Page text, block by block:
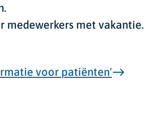
medewerkers met vakantie.
voor patiënten'